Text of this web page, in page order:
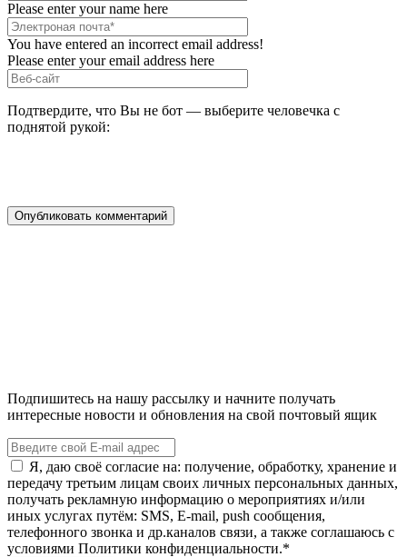
Please enter your name here
You have entered an incorrect email address!
Please enter your email address here
Подтвердите, что Вы не бот — выберите человечка с
поднятой рукой:
Подпишитесь на нашу рассылку и начните получать
интересные новости и обновления на свой почтовый ящик
Я, даю своё согласие на: получение, обработку, хранение и
передачу третьим лицам своих личных персональных данных,
получать рекламную информацию о мероприятиях и/или
иных услугах путём: SMS, E-mail, push сообщения,
телефонного звонка и др.каналов связи, а также соглашаюсь с
условиями Политики конфиденциальности.*